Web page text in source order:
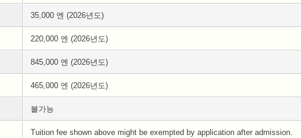
35,000 엔 (2026년도)
220,000 엔 (2026년도)
845,000 엔 (2026년도)
465,000 엔 (2026년도)
불가능
Tuition fee shown above might be exempted by application after admission.